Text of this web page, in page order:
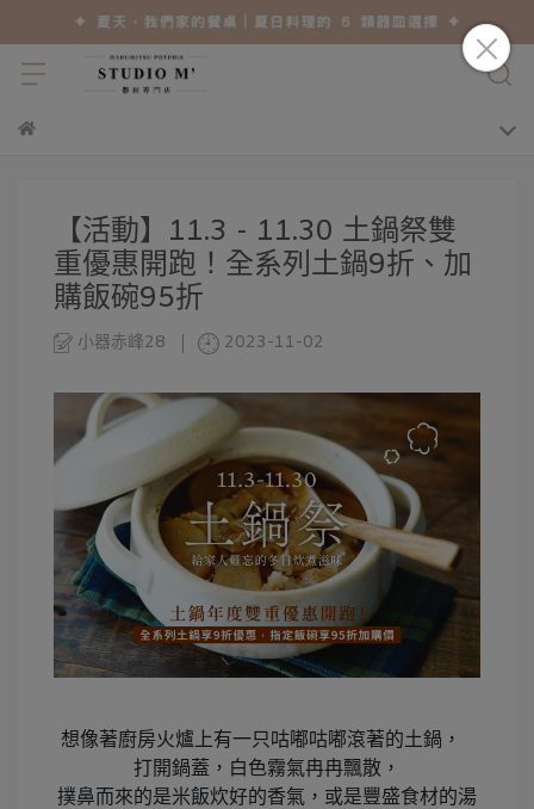
【活動】11.3 - 11.30 土鍋祭雙
重優惠開跑！全系列土鍋9折、加
購飯碗95折
小器赤峰28 2023-11-02
想像著廚房火爐上有一只咕嘟咕嘟滾著的土鍋，
打開鍋蓋，白色霧氣冉冉飄散，
撲鼻而來的是米飯炊好的香氣，或是豐盛食材的湯